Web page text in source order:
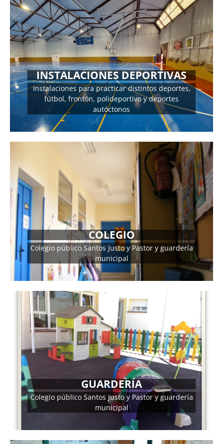
INSTALACIONES DEPORTIVAS
Instalaciones para practicar distintos deportes,
fútbol, frontón, polideportivo y deportes
autóctonos
MÁS INFORMACIÓN
COLEGIO
Colegio público Santos Justo y Pastor y guardería
municipal
DIRECCIÓN
Colegio: C/ Madrid Nº 9 Tlf. 921 483 233
MÁS INFORMACIÓN
GUARDERÍA
Colegio público Santos Justo y Pastor y guardería
municipal
DIRECCIÓN
Guardería: C/ Castillejos Nº 3 Tlf. 921 483 260
MÁS INFORMACIÓN